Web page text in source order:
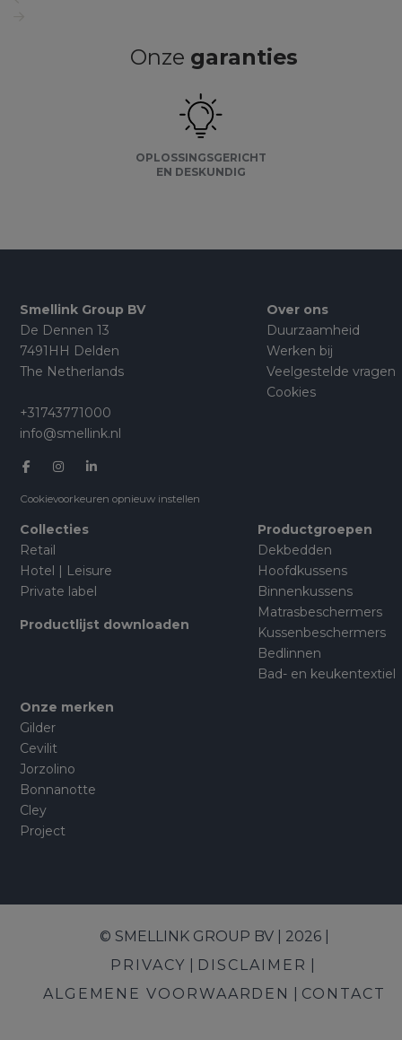
Onze garanties
OPLOSSINGSGERICHT
EN DESKUNDIG
Smellink Group BV
De Dennen 13
7491HH Delden
The Netherlands
+31743771000
info@smellink.nl
Cookievoorkeuren opnieuw instellen
Over ons
Duurzaamheid
Werken bij
Veelgestelde vragen
Cookies
Collecties
Retail
Hotel | Leisure
Private label
Productlijst downloaden
Productgroepen
Dekbedden
Hoofdkussens
Binnenkussens
Matrasbeschermers
Kussenbeschermers
Bedlinnen
Bad- en keukentextiel
Onze merken
Gilder
Cevilit
Jorzolino
Bonnanotte
Cley
Project
© SMELLINK GROUP BV | 2026 |
PRIVACY
DISCLAIMER
ALGEMENE VOORWAARDEN
CONTACT